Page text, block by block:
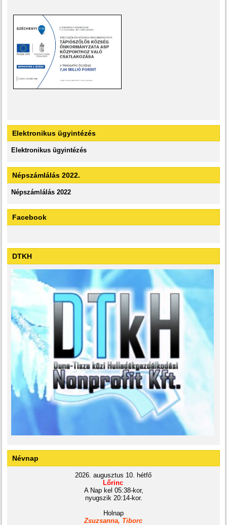
Elektronikus ügyintézés
Elektronikus ügyintézés
Népszámlálás 2022.
Népszámlálás 2022
Facebook
DTKH
Névnap
2026. augusztus 10. hétfő
Lőrinc
A Nap kel 05:38-kor,
nyugszik 20:14-kor.
Holnap
Zsuzsanna, Tiborc